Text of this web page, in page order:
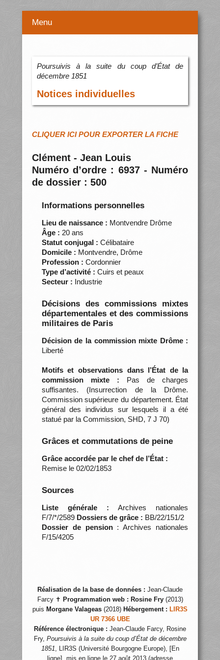
Menu
Poursuivis à la suite du coup d’État de
décembre 1851
Notices individuelles
CLIQUER ICI POUR EXPORTER LA FICHE
Clément - Jean Louis
Numéro d’ordre : 6937 - Numéro
de dossier : 500
Informations personnelles
Lieu de naissance : Montvendre Drôme
Âge : 20 ans
Statut conjugal : Célibataire
Domicile : Montvendre, Drôme
Profession : Cordonnier
Type d’activité : Cuirs et peaux
Secteur : Industrie
Décisions des commissions mixtes
départementales et des commissions
militaires de Paris
Décision de la commission mixte Drôme :
Liberté
Motifs et observations dans l’État de la
commission mixte : Pas de charges
suffisantes. (Insurrection de la Drôme.
Commission supérieure du département. État
général des individus sur lesquels il a été
statué par la Commission, SHD, 7 J 70)
Grâces et commutations de peine
Grâce accordée par le chef de l’État :
Remise le 02/02/1853
Sources
Liste générale : Archives nationales
F/7/*/2589 Dossiers de grâce : BB/22/151/2
Dossier de pension: Archives nationales
F/15/4205
Réalisation de la base de données : Jean-Claude
Farcy ✝ Programmation web : Rosine Fry(2013)
puis Morgane Valageas (2018) Hébergement : LIR3S
UR 7366 UBE
Référence électronique : Jean-Claude Farcy, Rosine
Fry, Poursuivis à la suite du coup d’État de décembre
1851, LIR3S (Université Bourgogne Europe), [En
ligne], mis en ligne le 27 août 2013 (adresse